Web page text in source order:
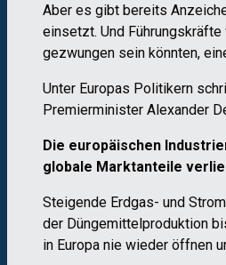
Aber es gibt bereits
einsetzt. Und
gezwungen sein könnten,
Unter Europas Politikern
Premierminister Alexander
Die europäischen
globale Marktanteile
Steigende Erdgas- und
der Düngemittelproduktion
in Europa nie wieder öffnen